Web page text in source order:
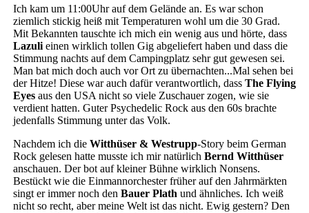
Ich kam um 11:00Uhr auf dem Gelände an. Es war schon
ziemlich stickig heiß mit Temperaturen wohl um die 30 Grad.
Mit Bekannten tauschte ich mich ein wenig aus und hörte, dass
Lazulieinen wirklich tollen Gig abgeliefert haben und dass die
Stimmung nachts auf dem Campingplatz sehr gut gewesen sei.
Man bat mich doch auch vor Ort zu übernachten...Mal sehen bei
der Hitze! Diese war auch dafür verantwortlich, dass The Flying
Eyesaus den USA nicht so viele Zuschauer zogen, wie sie
verdient hatten. Guter Psychedelic Rock aus den 60s brachte
jedenfalls Stimmung unter das Volk.
Nachdem ich die Witthüser & Westrupp-Story beim German
Rock gelesen hatte musste ich mir natürlich Bernd Witthüser
anschauen. Der bot auf kleiner Bühne wirklich Nonsens.
Bestückt wie die Einmannorchester früher auf den Jahrmärkten
singt er immer noch den Bauer Plath und ähnliches. Ich weiß
nicht so recht, aber meine Welt ist das nicht. Ewig gestern? Den